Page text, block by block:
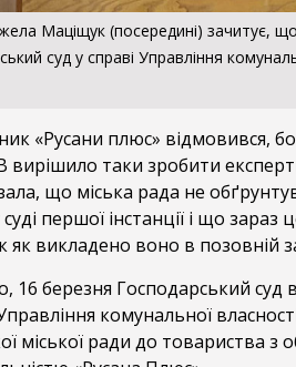
Маціщук (посередині) зачитує,
суд у справі Управління
«Русани плюс» відмовився,
таки зробити
що міська рада не
першої інстанції і що зараз
як викладено воно в позовній
16 березня Господарський суд
комунальної
міської ради до товариства